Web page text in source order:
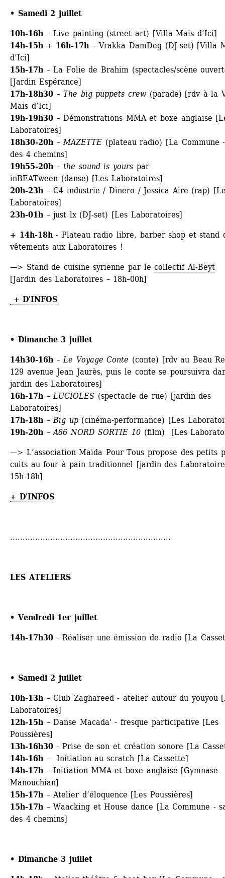
• Samedi 2 juillet
10h-16h– Live painting (street art) [Villa Mais d’Ici]
14h-15h + 16h-17h– Vrakka DamDeg (DJ-set) [Villa
d’Ici]
15h-17h – La Folie de Brahim (spectacles/scène
[Jardin Espérance]
17h-18h30 – The big puppets crew (parade) [rdv à la
Mais d’Ici]
19h-19h30 – Démonstrations MMA et boxe anglaise
Laboratoires]
18h30-20h– MAZETTE (plateau radio) [La Commune
des 4 chemins]
19h55-20h – the sound is yours par
inBEATween (danse) [Les Laboratoires]
20h-23h– C4 industrie / Dinero / Jessica Aire (rap)
Laboratoires]
23h-01h– just lx (DJ-set) [Les Laboratoires]
+ 14h-18h- Plateau radio libre, barber shop et stand
vêtements aux Laboratoires !
—> Stand de cuisine syrienne par le collectif Al-Beyt
[Jardin des Laboratoires – 18h–00h]
+ D'INFOS
• Dimanche 3 juillet
14h30-16h– Le Voyage Conte (conte) [rdv au Beau
129 avenue Jean Jaurès, puis le conte se poursuivra
jardin des Laboratoires]
16h-17h– LUCIOLES (spectacle de rue) [jardin des
Laboratoires]
17h-18h– Big up(cinéma-performance) [Les
19h-20h– A86 NORD SORTIE 10 (film) [Les
—> L’association Maïda Pour Tous propose des petits
cuits au four à pain traditionnel [jardin des
15h-18h]
+ D'INFOS
................................................................
LES ATELIERS
• Vendredi 1er juillet
14h-17h30 - Réaliser une émission de radio [La
• Samedi 2 juillet
10h-13h – Club Zaghareed - atelier autour du youyou
Laboratoires]
12h-15h– Danse Macada' - fresque participative [Les
Poussières]
13h-16h30 - Prise de son et création sonore [La
14h-16h– Initiation au scratch [La Cassette]
14h-17h– Initiation MMA et boxe anglaise [Gymnase
Manouchian]
15h-17h– Atelier d’éloquence [Les Poussières]
15h-17h– Waacking et House dance [La Commune -
des 4 chemins]
• Dimanche 3 juillet